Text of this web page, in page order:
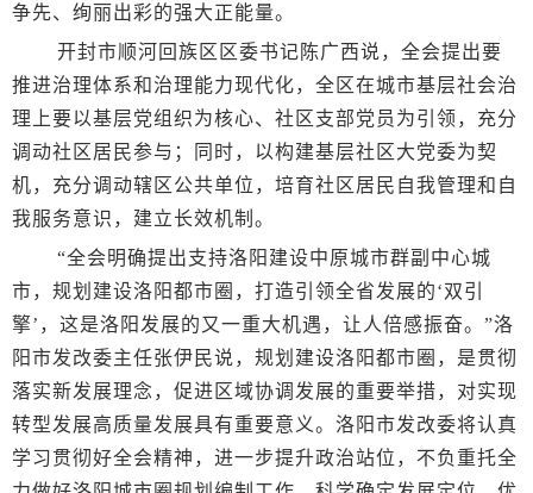
争先、绚丽出彩的强大正能量。
开封市顺河回族区区委书记陈广西说，全会提出要
推进治理体系和治理能力现代化，全区在城市基层社会治
理上要以基层党组织为核心、社区支部党员为引领，充分
调动社区居民参与；同时，以构建基层社区大党委为契
机，充分调动辖区公共单位，培育社区居民自我管理和自
我服务意识，建立长效机制。
“全会明确提出支持洛阳建设中原城市群副中心城
市，规划建设洛阳都市圈，打造引领全省发展的‘双引
擎’，这是洛阳发展的又一重大机遇，让人倍感振奋。”洛
阳市发改委主任张伊民说，规划建设洛阳都市圈，是贯彻
落实新发展理念，促进区域协调发展的重要举措，对实现
转型发展高质量发展具有重要意义。洛阳市发改委将认真
学习贯彻好全会精神，进一步提升政治站位，不负重托全